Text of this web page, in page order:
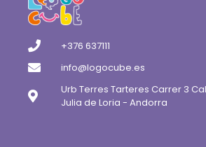
+376 637111
info@logocube.es
Urb Terres Tarteres Carrer 3
Julia de Loria - Andorra